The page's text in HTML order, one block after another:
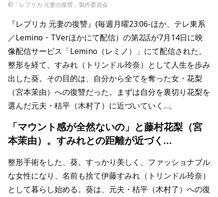
©「レプリカ 元妻の復讐」製作委員会
『レプリカ 元妻の復讐』(毎週月曜23:06-ほか、テレ東系
／Lemino・TVerほかにて配信）の第2話が7月14日に映
像配信サービス「Lemino（レミノ）」にて配信された。
整形を経て、すみれ（トリンドル玲奈）として人生を歩み
出した葵。その目的は、自分から全てを奪った女・花梨
（宮本茉由）への復讐だった。まずは自分を裏切り花梨を
選んだ元夫・桔平（木村了）に近づいていく…。
「マウント感が全然ないの」と藤村花梨（宮
本茉由）。すみれとの距離が近づく…
整形手術をした、葵。すっかり美しく、ファッショナブル
な女性になり、名前も捨て伊藤すみれ（トリンドル玲奈）
として暮らし始める。葵は、元夫・桔平（木村了）への復